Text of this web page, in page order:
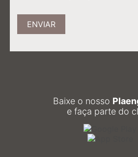
ENVIAR
Baixe o nosso
e faça parte do